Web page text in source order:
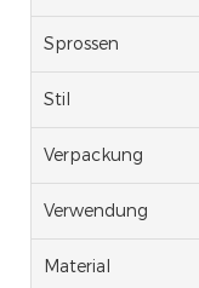
Sprossen
Stil
Verpackung
Verwendung
Material